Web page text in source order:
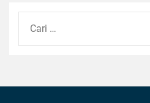
untuk: